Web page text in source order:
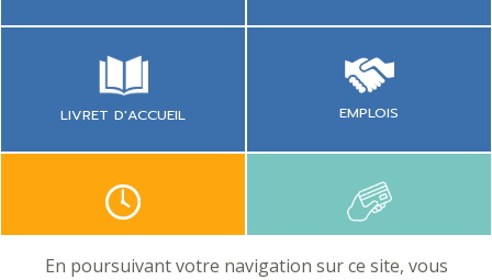
LIVRET D'ACCUEIL EMPLOIS
En poursuivant votre navigation sur ce site, vous